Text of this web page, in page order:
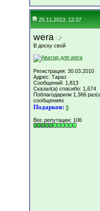
25.11.2013, 12:37
wera
В доску свой
Регистрация: 30.03.2010
Адрес: Тараз
Сообщений: 1,813
Сказал(а) спасибо: 1,674
Поблагодарили 1,366
сообщениях
Подарков: 9
Вес репутации: 106